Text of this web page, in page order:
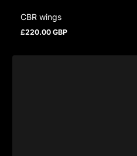
CBR wings
Regulärer Preis
£220.00 GBP